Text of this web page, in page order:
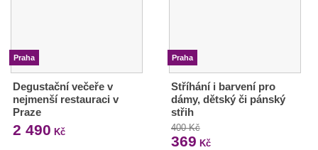
Praha
Degustační večeře v
nejmenší restauraci v
Praze
2 490 Kč
Praha
Stříhání i barvení pro
dámy, dětský či pánský
střih
400 Kč
369 Kč